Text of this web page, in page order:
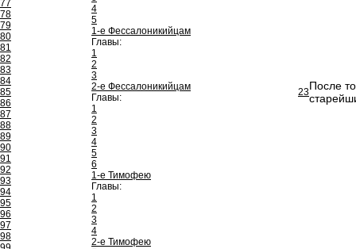
77
78
79
80
81
82
83
84
85
86
87
88
89
90
91
92
93
94
95
96
97
98
4
5
1-е Фессалоникийцам
Главы:
1
2
3
2-е Фессалоникийцам
Главы:
1
2
3
4
5
6
1-е Тимофею
Главы:
1
2
3
4
2-е Тимофею
23После